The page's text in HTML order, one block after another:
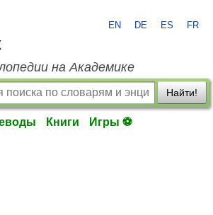
EN DE ES FR
на Академике
Найти!
Книги Игры ⚽